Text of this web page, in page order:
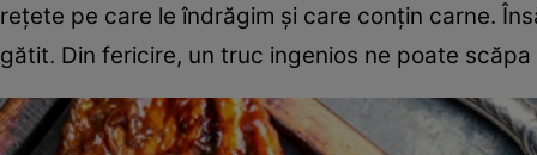
rețete pe care le îndrăgim și care conțin carne.
gătit. Din fericire, un truc ingenios ne poate